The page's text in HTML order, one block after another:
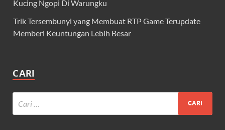
Kucing Ngopi Di Warungku
Trik Tersembunyi yang Membuat RTP Game Terupdate
Memberi Keuntungan Lebih Besar
CARI